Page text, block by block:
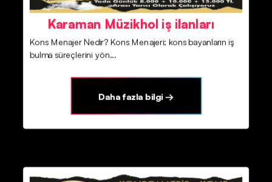
Karaman Müzikhol iş ilanları
Kons Menajer Nedir? Kons Menajeri; kons bayanların iş
bulma süreçlerini yön...
Daha fazla bilgi →